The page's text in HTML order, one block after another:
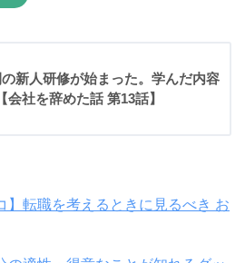
新人研修が始まった。学んだ内容
会社を辞めた話 第13話】
】転職を考えるときに見るべき お